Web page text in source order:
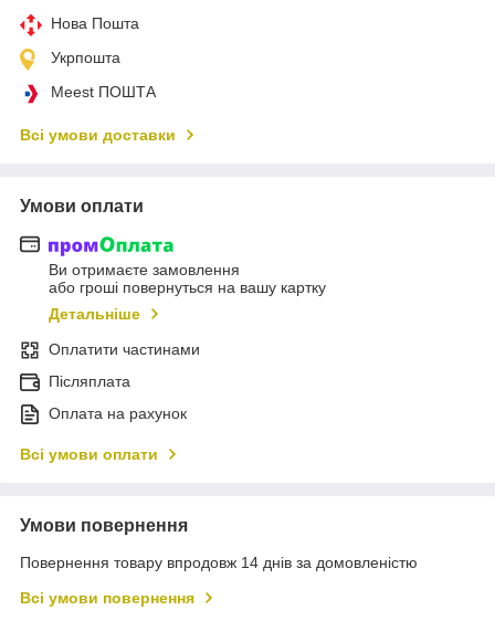
Нова Пошта
Укрпошта
Meest ПОШТА
Всі умови доставки
Умови оплати
Ви отримаєте замовлення
або гроші повернуться на вашу картку
Детальніше
Оплатити частинами
Післяплата
Оплата на рахунок
Всі умови оплати
Умови повернення
Повернення товару впродовж 14 днів за домовленістю
Всі умови повернення